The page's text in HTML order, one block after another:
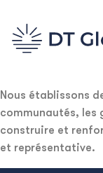
Nous établissons
communautés, les
construire et
et représentative.